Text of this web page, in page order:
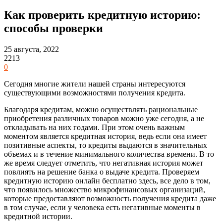
Как проверить кредитную историю:
способы проверки
25 августа, 2022
2213
0
Сегодня многие жители нашей страны интересуются
существующими возможностями получения кредита.
Благодаря кредитам, можно осуществлять рациональные
приобретения различных товаров можно уже сегодня, а не
откладывать на них годами. При этом очень важным
моментом является кредитная история, ведь если она имеет
позитивные аспекты, то кредиты выдаются в значительных
объемах и в течение минимального количества времени. В то
же время следует отметить, что негативная история может
повлиять на решение банка о выдаче кредита. Проверяем
кредитную историю онлайн бесплатно здесь, все дело в том,
что появилось множество микрофинансовых организаций,
которые предоставляют возможность получения кредита даже
в том случае, если у человека есть негативные моменты в
кредитной истории.